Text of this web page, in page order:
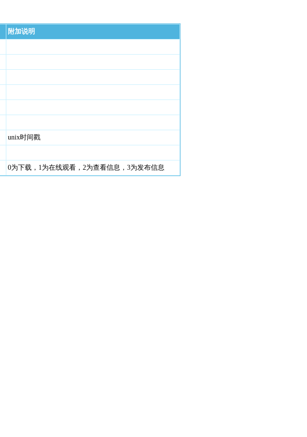
附加说明
unix时间戳
0为下载，1为在线观看，2为查看信息，3为发布信息